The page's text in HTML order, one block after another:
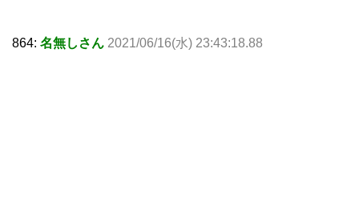
864: 名無しさん 2021/06/16(水) 23:43:18.88